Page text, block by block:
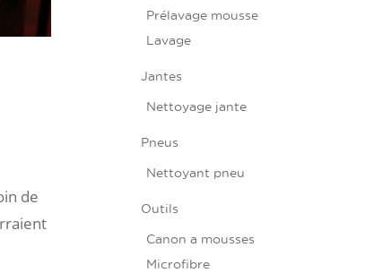
de
Prélavage mousse
Lavage
Jantes
Nettoyage jante
Pneus
Nettoyant pneu
Outils
Canon a mousses
Microfibre